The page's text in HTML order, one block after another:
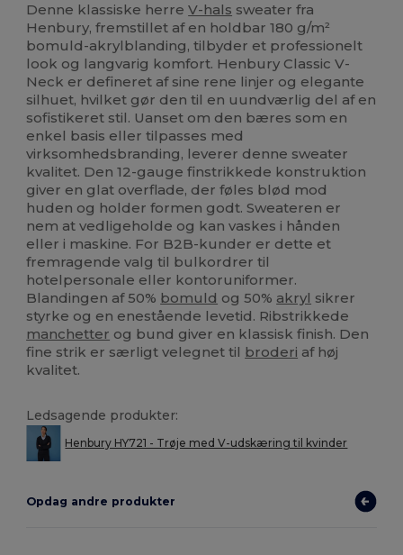
Denne klassiske herreV-hals sweater fra
Henbury, fremstillet af en holdbar 180 g/m²
bomuld-akrylblanding, tilbyder et professionelt
look og langvarig komfort. Henbury Classic V-
Neck er defineret af sine rene linjer og elegante
silhuet, hvilket gør den til en uundværlig del af en
sofistikeret stil. Uanset om den bæres som en
enkel basis eller tilpasses med
virksomhedsbranding, leverer denne sweater
kvalitet. Den 12-gauge finstrikkede konstruktion
giver en glat overflade, der føles blød mod
huden og holder formen godt. Sweateren er
nem at vedligeholde og kan vaskes i hånden
eller i maskine. For B2B-kunder er dette et
fremragende valg til bulkordrer til
hotelpersonale eller kontoruniformer.
Blandingen af 50% bomuld og 50% akryl sikrer
styrke og en enestående levetid. Ribstrikkede
manchetter og bund giver en klassisk finish. Den
fine strik er særligt velegnet til broderi af høj
kvalitet.
Ledsagende produkter:
Henbury HY721 - Trøje med V-udskæring til kvinder
Opdag andre produkter